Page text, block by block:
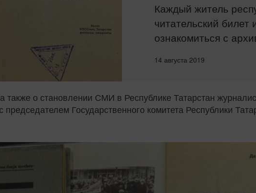
Каждый житель
читательский
ознакомиться с
14 августа 2019
также о становлении СМИ в Республике Татарстан
председателем Государственного комитета Республики